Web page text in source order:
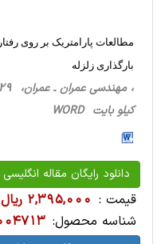
مطالعات پارامتریک بر روی
بارگذاری زلزله
کیلو بایت WORD
دانلود رایگان مقاله انگلیسی
قیمت : 2,395,000 ریال
شناسه محصول: